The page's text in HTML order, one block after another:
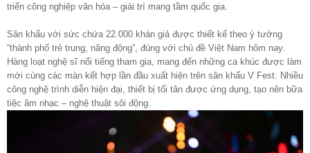
triển công nghiệp văn hóa – giải trí mang tầm quốc gia.
Sân khấu với sức chứa 22.000 khán giả được thiết kế theo ý tưởng
“thành phố trẻ trung, năng động”, đúng với chủ đề Việt Nam hôm nay.
Hàng loạt nghệ sĩ nổi tiếng tham gia, mang đến những ca khúc được làm
mới cùng các màn kết hợp lần đầu xuất hiện trên sân khấu V Fest. Nhiều
công nghệ trình diễn hiện đại, thiết bị tối tân được ứng dụng, tạo nên bữa
tiệc âm nhạc – nghệ thuật sôi động.